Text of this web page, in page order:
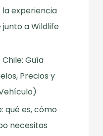
la experiencia
a Wildlife
Guía
Precios y
qué es, cómo
necesitas